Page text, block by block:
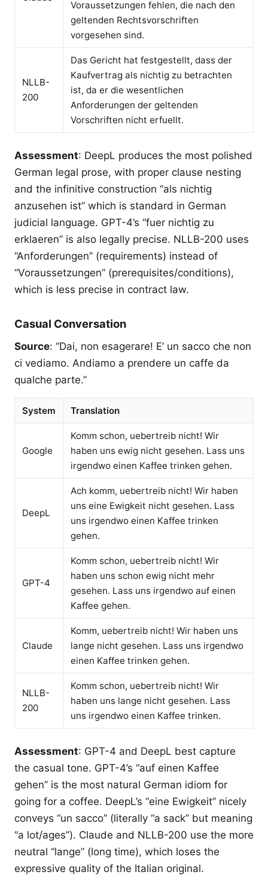
Voraussetzungen fehlen, die nach den
geltenden Rechtsvorschriften
vorgesehen sind.
NLLB-
200
Das Gericht hat festgestellt, dass der
Kaufvertrag als nichtig zu betrachten
ist, da er die wesentlichen
Anforderungen der geltenden
Vorschriften nicht erfuellt.
Assessment: DeepL produces the most polished
German legal prose, with proper clause nesting
and the infinitive construction “als nichtig
anzusehen ist” which is standard in German
judicial language. GPT-4’s “fuer nichtig zu
erklaeren” is also legally precise. NLLB-200 uses
“Anforderungen” (requirements) instead of
“Voraussetzungen” (prerequisites/conditions),
which is less precise in contract law.
Casual Conversation
Source: “Dai, non esagerare! E’ un sacco che non
ci vediamo. Andiamo a prendere un caffe da
qualche parte.”
System Translation
Google
Komm schon, uebertreib nicht! Wir
haben uns ewig nicht gesehen. Lass uns
irgendwo einen Kaffee trinken gehen.
DeepL
Ach komm, uebertreib nicht! Wir haben
uns eine Ewigkeit nicht gesehen. Lass
uns irgendwo einen Kaffee trinken
gehen.
GPT-4
Komm schon, uebertreib nicht! Wir
haben uns schon ewig nicht mehr
gesehen. Lass uns irgendwo auf einen
Kaffee gehen.
Claude
Komm, uebertreib nicht! Wir haben uns
lange nicht gesehen. Lass uns irgendwo
einen Kaffee trinken gehen.
NLLB-
200
Komm schon, uebertreib nicht! Wir
haben uns lange nicht gesehen. Lass
uns irgendwo einen Kaffee trinken.
Assessment: GPT-4 and DeepL best capture
the casual tone. GPT-4’s “auf einen Kaffee
gehen” is the most natural German idiom for
going for a coffee. DeepL’s “eine Ewigkeit” nicely
conveys “un sacco” (literally “a sack” but meaning
“a lot/ages”). Claude and NLLB-200 use the more
neutral “lange” (long time), which loses the
expressive quality of the Italian original.